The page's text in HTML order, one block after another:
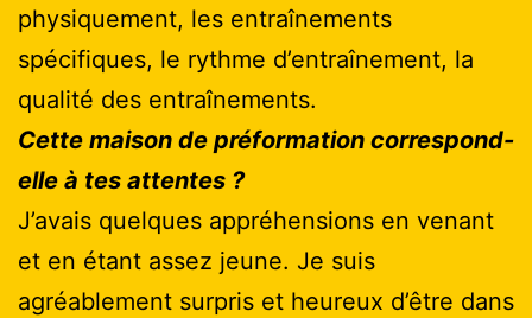
physiquement, les entraînements
spécifiques, le rythme d’entraînement, la
qualité des entraînements.
Cette maison de préformation correspond-
elle à tes attentes ?
J’avais quelques appréhensions en venant
et en étant assez jeune. Je suis
agréablement surpris et heureux d’être dans